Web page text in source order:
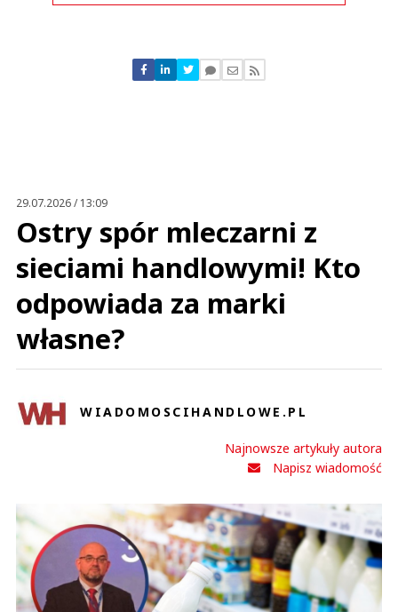
Nie znaleziono komentarzy
Zostaw swoje komentarze
29.07.2026 / 13:09
Ostry spór mleczarni z
sieciami handlowymi! Kto
odpowiada za marki
własne?
WIADOMOSCIHANDLOWE.PL
Najnowsze artykuły autora
Napisz wiadomość